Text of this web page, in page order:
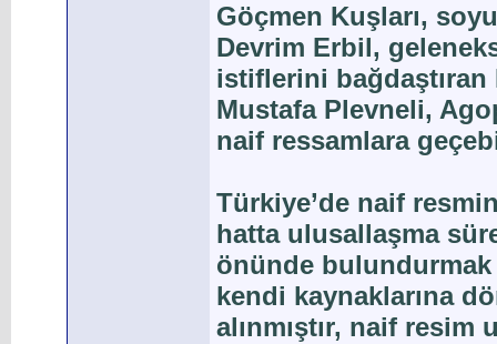
Göçmen Kuşları,
Devrim Erbil,
istiflerini
Mustafa Plevneli,
naif ressamlara
Türkiye’de naif
hatta ulusallaşma
önünde bulundurmak
kendi kaynaklarına
alınmıştır, naif resim